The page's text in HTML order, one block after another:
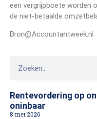
een vergrijpboete worden
de niet-betaalde
Bron@Accountantweek.nl
Rentevordering op
oninbaar
8 mei 2026